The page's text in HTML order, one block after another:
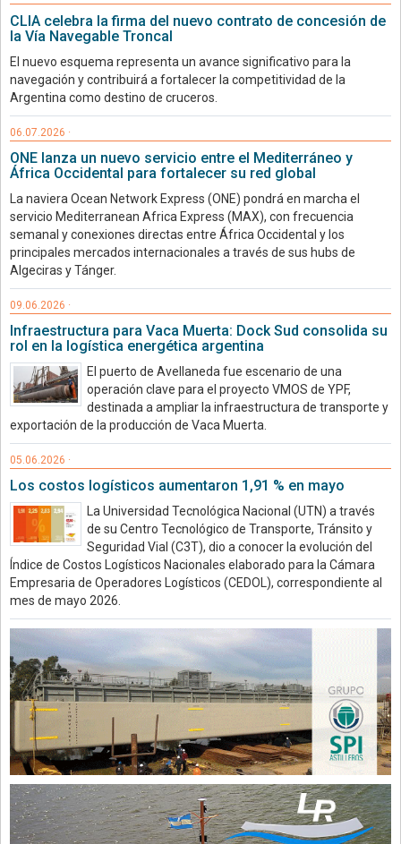
CLIA celebra la firma del nuevo contrato de concesión de
la Vía Navegable Troncal
El nuevo esquema representa un avance significativo para la
navegación y contribuirá a fortalecer la competitividad de la
Argentina como destino de cruceros.
06.07.2026 ·
ONE lanza un nuevo servicio entre el Mediterráneo y
África Occidental para fortalecer su red global
La naviera Ocean Network Express (ONE) pondrá en marcha el
servicio Mediterranean Africa Express (MAX), con frecuencia
semanal y conexiones directas entre África Occidental y los
principales mercados internacionales a través de sus hubs de
Algeciras y Tánger.
09.06.2026 ·
Infraestructura para Vaca Muerta: Dock Sud consolida su
rol en la logística energética argentina
El puerto de Avellaneda fue escenario de una
operación clave para el proyecto VMOS de YPF,
destinada a ampliar la infraestructura de transporte y
exportación de la producción de Vaca Muerta.
05.06.2026 ·
Los costos logísticos aumentaron 1,91 % en mayo
La Universidad Tecnológica Nacional (UTN) a través
de su Centro Tecnológico de Transporte, Tránsito y
Seguridad Vial (C3T), dio a conocer la evolución del
Índice de Costos Logísticos Nacionales elaborado para la Cámara
Empresaria de Operadores Logísticos (CEDOL), correspondiente al
mes de mayo 2026.